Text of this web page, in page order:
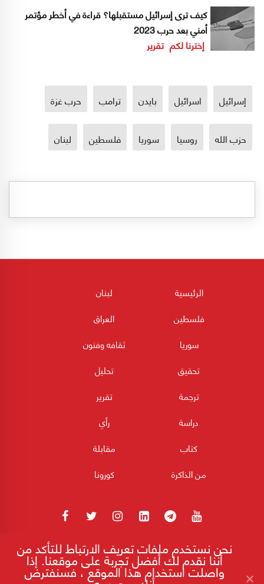
كيف ترى إسرائيل مستقبلها؟ قراءة في أخطر مؤتمر
أمني بعد حرب 2023
إخترنا لكم تقرير
إسرائيل اسرائيل بايدن ترامب حرب غزة
حزب الله روسيا سوريا فلسطين لبنان
الرئيسية
لبنان
فلسطين
العراق
سوريا
ثقافه وفنون
تحقيق
تحليل
ترجمة
تقرير
دراسة
رأي
كتاب
مقابلة
من الذاكرة
كورونا
180POST جميع الحقوق محفوظة 2026
نحن نستخدم ملفات تعريف الارتباط للتأكد من
أننا نقدم لك أفضل تجربة على موقعنا. إذا
واصلت استخدام هذا الموقع ، فسنفترض